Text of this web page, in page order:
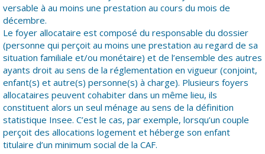
versable à au moins une prestation au cours du mois de
décembre.
Le foyer allocataire est composé du responsable du dossier
(personne qui perçoit au moins une prestation au regard de sa
situation familiale et/ou monétaire) et de l’ensemble des autres
ayants droit au sens de la réglementation en vigueur (conjoint,
enfant(s) et autre(s) personne(s) à charge). Plusieurs foyers
allocataires peuvent cohabiter dans un même lieu, ils
constituent alors un seul ménage au sens de la définition
statistique Insee. C’est le cas, par exemple, lorsqu’un couple
perçoit des allocations logement et héberge son enfant
titulaire d’un minimum social de la CAF.